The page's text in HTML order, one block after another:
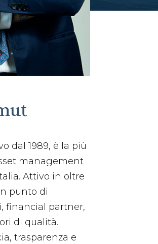
dal 1989, è la più
management
Attivo in oltre
punto di
financial partner,
di qualità.
trasparenza e